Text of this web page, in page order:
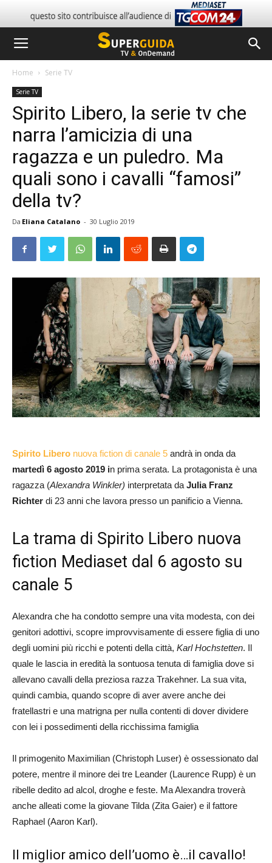
Home Serie TV
Serie TV
Spirito Libero, la serie tv che
narra l’amicizia di una
ragazza e un puledro. Ma
quali sono i cavalli “famosi”
della tv?
Da Eliana Catalano - 30 Luglio 2019
Spirito Libero nuova fiction di canale 5 andrà in onda da
martedì 6 agosto 2019 in prima serata. La protagonista è una
ragazza (Alexandra Winkler) interpretata da Julia Franz
Richter di 23 anni che lavora presso un panificio a Vienna.
La trama di Spirito Libero nuova
fiction Mediaset dal 6 agosto su
canale 5
Alexandra che ha condotto sempre una vita modesta, con dei
genitori adottivi, scopre improvvisamente di essere figlia di uno
degli uomini più ricchi e potenti della città, Karl Hochstetten. Il
quale le lascia in eredità la sontuosa tenuta di famiglia dove si
allevano cavalli della preziosa razza Trakehner. La sua vita,
quindi cambia, quando scopre di aver avere anche dei
fratellastri e una matrigna per nulla contenti di dover dividere
con lei i possedimenti della ricchissima famiglia
Il primogenito Maximilian (Christoph Luser) è ossessionato dal
potere, mentre il minore dei tre Leander (Laurence Rupp) è un
ribelle dedito ad alcol, droghe e feste. Ma Alexandra troverà
anche alleati come la giovane Tilda (Zita Gaier) e il fattore
Raphael (Aaron Karl).
Il miglior amico dell’uomo è…il cavallo!